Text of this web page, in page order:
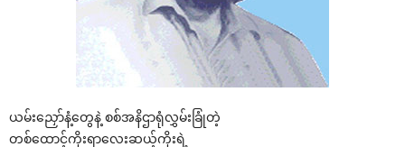
ယမ်း‌ညှော်နံ့‌တွေနဲ့ စစ်အနိဌာရုံလွှမ်းခြုံတဲ့
တစ်‌ထောင့်ကိုးရာ‌လေးဆယ့်ကိုးရဲ့